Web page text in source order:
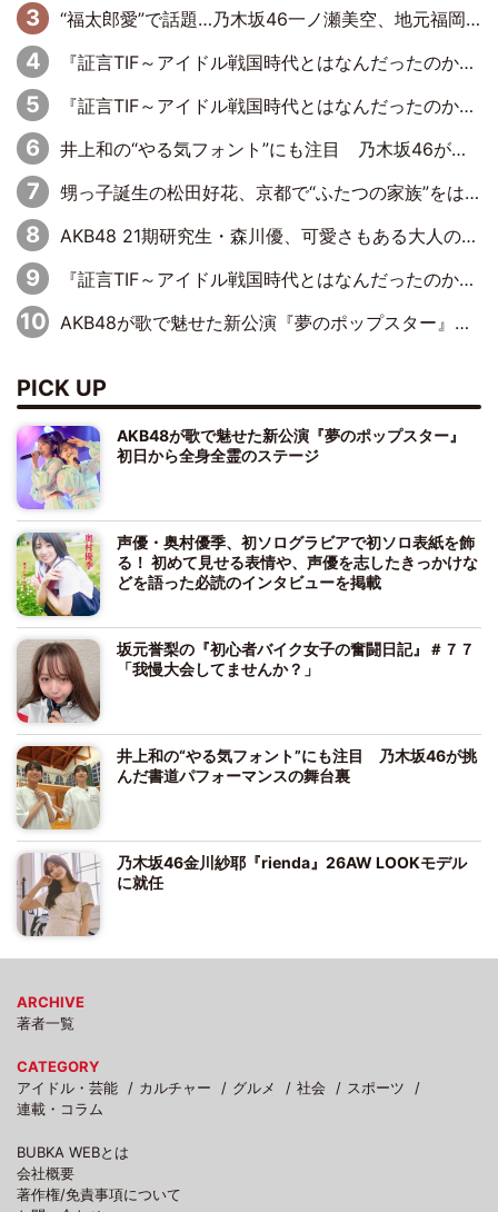
“福太郎愛”で話題…乃木坂46一ノ瀬美空、地元福岡『めんべい25周年トップサポーター』に就任
『証言TIF～アイドル戦国時代とはなんだったのか～』第6回：でんぱ組.inc・古川未鈴×相沢梨紗「『ハロプロやりたかったな』って言ったら、夢眠ねむさんに『てめえはでんぱ組．incなんだよ！』って肩パンされて(笑)」
『証言TIF～アイドル戦国時代とはなんだったのか～』第11回：私立恵比寿中学・真山りか×安本彩花「TIFで10年ぶりのキョンシーメイクをしたら、場を完全に引かせてしまって。時代が変わったんだなって」
井上和の“やる気フォント”にも注目 乃木坂46が挑んだ書道パフォーマンスの舞台裏
甥っ子誕生の松田好花、京都で“ふたつの家族”をはしご！ “母”黒谷友香に見送られ、“父”松岡昌宏とはハシゴ酒
AKB48 21期研究生・森川優、可愛さもある大人の女性に
『証言TIF～アイドル戦国時代とはなんだったのか～』第10回：さくら学院・武藤彩未×飯田らうら「正直、中3で辞めるというのを信じてなくて。そう言われてはいたけど、嘘でしょって」
AKB48が歌で魅せた新公演『夢のポップスター』 初日から全身全霊のステージ
PICK UP
AKB48が歌で魅せた新公演『夢のポップスター』
初日から全身全霊のステージ
声優・奥村優季、初ソログラビアで初ソロ表紙を飾
る！ 初めて見せる表情や、声優を志したきっかけな
どを語った必読のインタビューを掲載
坂元誉梨の『初心者バイク女子の奮闘日記』＃７７
「我慢大会してませんか？」
井上和の“やる気フォント”にも注目 乃木坂46が挑
んだ書道パフォーマンスの舞台裏
乃木坂46金川紗耶『rienda』26AW LOOKモデル
に就任
ARCHIVE
著者一覧
CATEGORY
アイドル・芸能
カルチャー グルメ 社会
スポーツ
連載・コラム
BUBKA WEBとは
会社概要
著作権/免責事項について